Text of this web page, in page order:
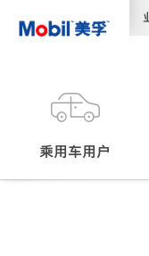
乘用车用户